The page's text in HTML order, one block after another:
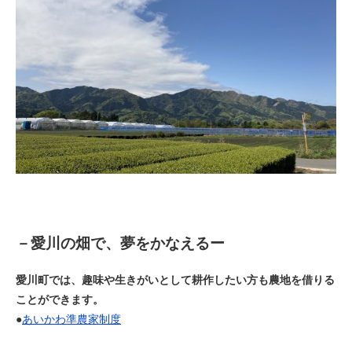
－愛川の畑で、夢をかなえるー
愛川町では、趣味や生きがいとして耕作したい方も農地を借りる
ことができます。
●あいかわ準農家制度